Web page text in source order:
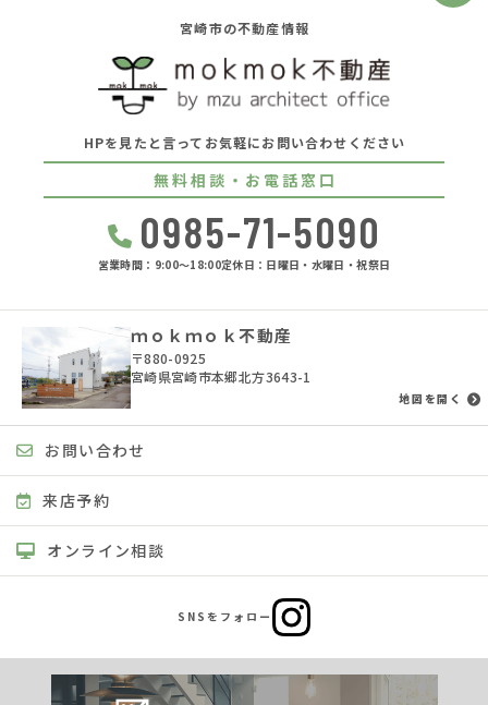
宮崎市の不動産情報
HPを見たと言ってお気軽にお問い合わせください
無料相談・お電話窓口
0985-71-5090
営業時間：9:00〜18:00定休日：日曜日・水曜日・祝祭日
ｍｏｋｍｏｋ不動産
〒880-0925
宮崎県宮崎市本郷北方3643-1
地図を開く
お問い合わせ
来店予約
オンライン相談
SNSをフォロー